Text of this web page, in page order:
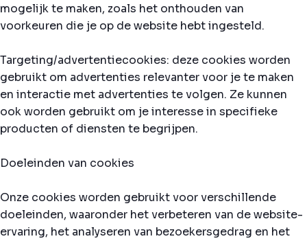
mogelijk te maken, zoals het onthouden van
voorkeuren die je op de website hebt ingesteld.
Targeting/advertentiecookies: deze cookies worden
gebruikt om advertenties relevanter voor je te maken
en interactie met advertenties te volgen. Ze kunnen
ook worden gebruikt om je interesse in specifieke
producten of diensten te begrijpen.
Doeleinden van cookies
Onze cookies worden gebruikt voor verschillende
doeleinden, waaronder het verbeteren van de website-
ervaring, het analyseren van bezoekersgedrag en het